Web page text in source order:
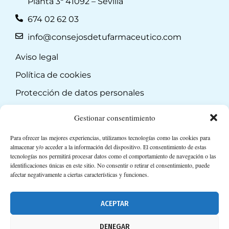
Gestionar consentimiento
Para ofrecer las mejores experiencias, utilizamos tecnologías como las cookies para
almacenar y/o acceder a la información del dispositivo. El consentimiento de estas
tecnologías nos permitirá procesar datos como el comportamiento de navegación o las
identificaciones únicas en este sitio. No consentir o retirar el consentimiento, puede
afectar negativamente a ciertas características y funciones.
ACEPTAR
DENEGAR
674 02 62 03
info@consejosdetufarmaceutico.com
Aviso legal
Política de cookies
Protección de datos personales